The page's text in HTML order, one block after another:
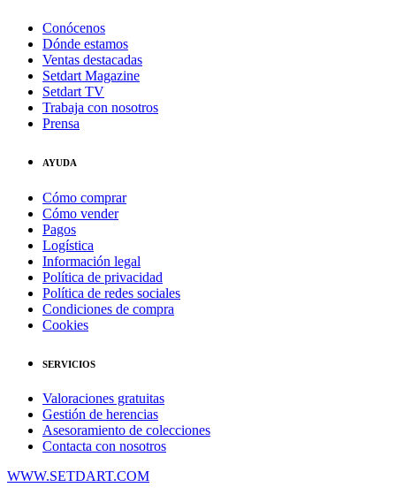
Conócenos
Dónde estamos
Ventas destacadas
Setdart Magazine
Setdart TV
Trabaja con nosotros
Prensa
AYUDA
Cómo comprar
Cómo vender
Pagos
Logística
Información legal
Política de privacidad
Política de redes sociales
Condiciones de compra
Cookies
SERVICIOS
Valoraciones gratuitas
Gestión de herencias
Asesoramiento de colecciones
Contacta con nosotros
WWW.SETDART.COM